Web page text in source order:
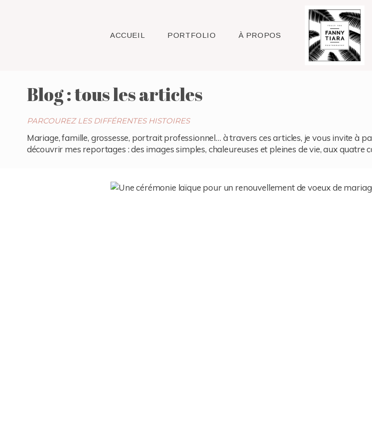
ACCUEIL PORTFOLIO À PROPOS Raleigh
Blog : tous les articles
PARCOUREZ LES DIFFÉRENTES HISTOIRES
Mariage, famille, grossesse, portrait professionnel… à travers ces articles, je vous invite à
découvrir mes reportages : des images simples, chaleureuses et pleines de vie, aux quatre